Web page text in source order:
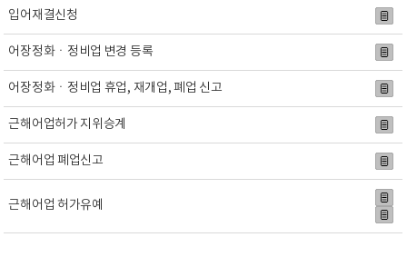
입어재결신청
어장정화ㆍ정비업 변경 등록
어장정화ㆍ정비업 휴업, 재개업, 폐업 신고
근해어업허가 지위승계
근해어업 폐업신고
근해어업 허가유예